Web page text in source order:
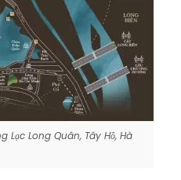
Lạc Long Quân, Tây Hồ, Hà